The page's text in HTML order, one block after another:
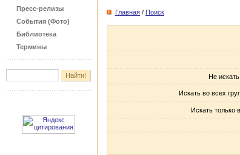
Пресс-релизы
События (Фото)
Библиотека
Термины
Главная / Поиск
Не
Искать во всех
Искать только